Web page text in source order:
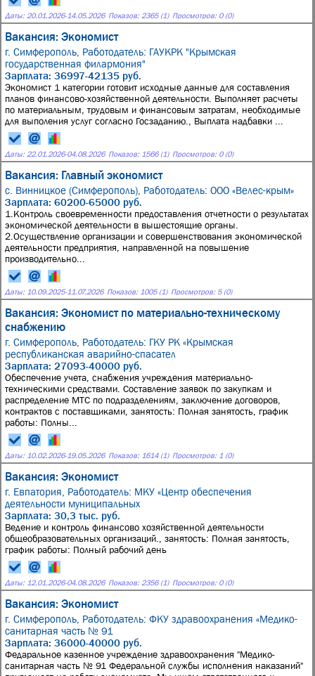
Даты: 20.01.2026-14.05.2026 Показов: 2365 (1) Просмотров: 0 (0)
Вакансия: Экономист
г. Симферополь, Работодатель: ГАУКРК "Крымская
государственная филармония"
Зарплата: 36997-42135 руб.
Экономист 1 категории готовит исходные данные для составления
планов финансово-хозяйственной деятельности. Выполняет расчеты
по материальным, трудовым и финансовым затратам, необходимые
для выполения услуг согласно Госзаданию., Выплата надбавки ...
Даты: 22.01.2026-04.08.2026 Показов: 1566 (1) Просмотров: 0 (0)
Вакансия: Главный экономист
с. Винницкое (Симферополь), Работодатель: ООО «Велес-крым»
Зарплата: 60200-65000 руб.
1.Контроль своевременности предоставления отчетности о результатах
экономической деятельности в вышестоящие органы.
2.Осуществление организации и совершенствования экономической
деятельности предприятия, направленной на повышение
производительно...
Даты: 10.09.2025-11.07.2026 Показов: 1005 (1) Просмотров: 5 (0)
Вакансия: Экономист по материально-техническому
снабжению
г. Симферополь, Работодатель: ГКУ РК «Крымская
республиканская аварийно-спасател
Зарплата: 27093-40000 руб.
Обеспечение учета, снабжения учреждения материально-
техническими средствами. Составление заявок по закупкам и
распределение МТС по подразделениям, заключение договоров,
контрактов с поставщиками, занятость: Полная занятость, график
работы: Полны...
Даты: 10.02.2026-19.05.2026 Показов: 1614 (1) Просмотров: 1 (0)
Вакансия: Экономист
г. Евпатория, Работодатель: МКУ «Центр обеспечения
деятельности муниципальных
Зарплата: 30,3 тыс. руб.
Ведение и контроль финансово хозяйственной деятельности
общеобразовательных организаций., занятость: Полная занятость,
график работы: Полный рабочий день
Даты: 12.01.2026-04.08.2026 Показов: 2356 (1) Просмотров: 0 (0)
Вакансия: Экономист
г. Симферополь, Работодатель: ФКУ здравоохранения «Медико-
санитарная часть № 91
Зарплата: 36000-40000 руб.
Федаральное казенное учреждение здравоохранения "Медико-
санитарная часть № 91 Федеральной службы исполнения наказаний"